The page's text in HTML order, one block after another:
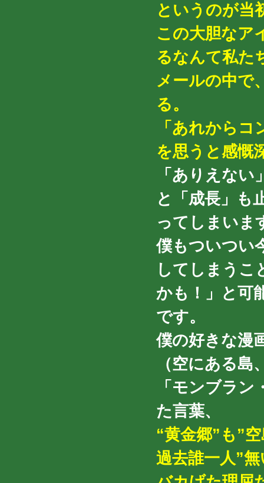
というのが当
この大胆なア
るなんて私た
メールの中で
る。
「あれから
を思うと感慨
「ありえな
と「成長」も
ってしまいま
僕もついつい
してしまうこ
かも！」と可
です。
僕の好きな漫
（空にある
「モンブラ
た言葉、
“黄金郷”も”
過去誰一人”